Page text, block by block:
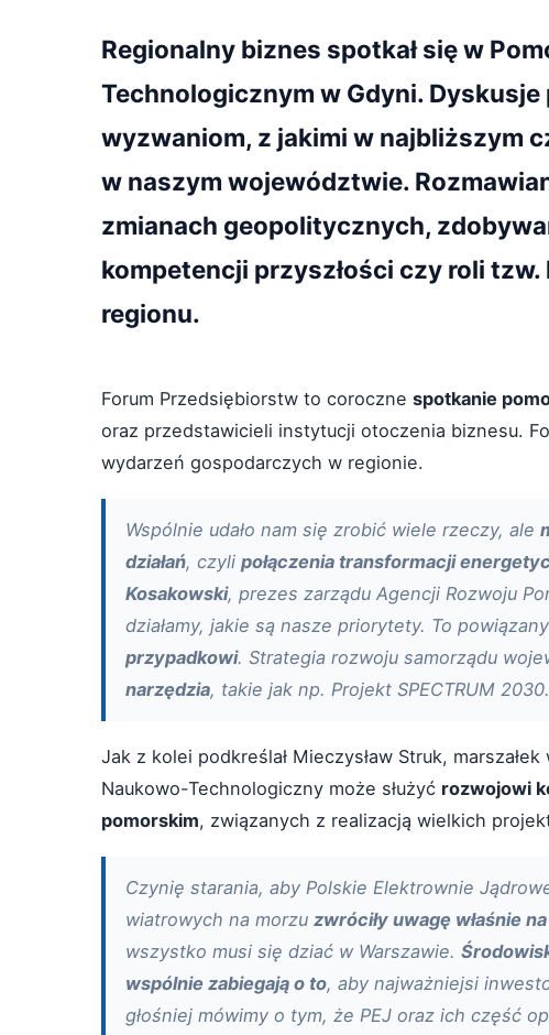
Regionalny biznes spotkał się w
Technologicznym w Gdyni.
wyzwaniom, z jakimi w najbliższym
w naszym województwie.
zmianach geopolitycznych,
kompetencji przyszłości czy roli
regionu.
Forum Przedsiębiorstw to coroczne spotkanie
oraz przedstawicieli instytucji otoczenia biznesu.
wydarzeń gospodarczych w regionie.
Wspólnie udało nam się zrobić wiele rzeczy, ale
działań, czyli połączenia transformacji
Kosakowski, prezes zarządu Agencji Rozwoju
działamy, jakie są nasze priorytety. To
przypadkowi. Strategia rozwoju samorządu
narzędzia, takie jak np. Projekt SPECTRUM
Jak z kolei podkreślał Mieczysław Struk,
Naukowo-Technologiczny może służyć rozwojowi
pomorskim, związanych z realizacją wielkich
Czynię starania, aby Polskie Elektrownie
wiatrowych na morzu zwróciły uwagę właśnie
wszystko musi się dziać w Warszawie.
wspólnie zabiegają o to, aby najważniejsi
głośniej mówimy o tym, że PEJ oraz ich część